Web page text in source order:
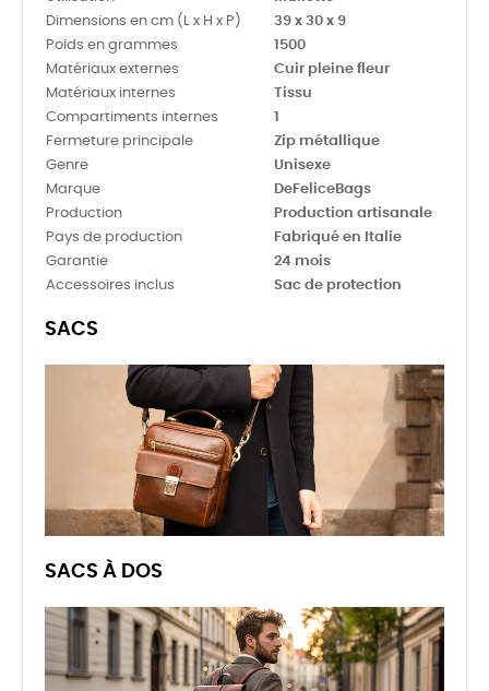
Dimensions en cm (L x H x P)
39 x 30 x 9
Poids en grammes
1500
Matériaux externes
Cuir pleine fleur
Matériaux internes
Tissu
Compartiments internes
1
Fermeture principale
Zip métallique
Genre
Unisexe
Marque
DeFeliceBags
Production
Production artisanale
Pays de production
Fabriqué en Italie
Garantie
24 mois
Accessoires inclus
Sac de protection
SACS
SACS À DOS